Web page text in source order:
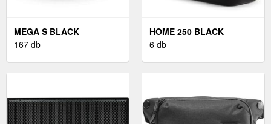
MEGA S BLACK
167 db
HOME 250 BLACK
6 db